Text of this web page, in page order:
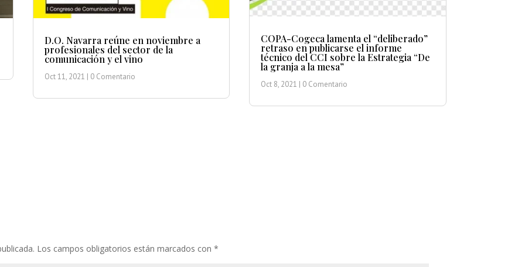
D.O. Navarra reúne en noviembre a
profesionales del sector de la
comunicación y el vino
Oct 11, 2021 | 0 Comentario
COPA-Cogeca lamenta el “deliberado”
retraso en publicarse el informe
técnico del CCI sobre la Estrategia “De
la granja a la mesa”
Oct 8, 2021 | 0 Comentario
Los campos obligatorios están marcados con*